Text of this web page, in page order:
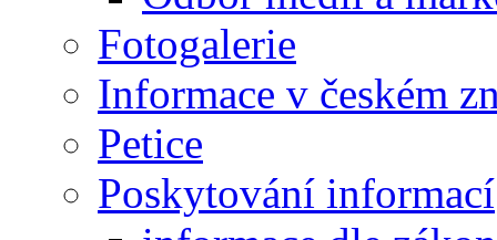
Fotogalerie
Informace v českém
Petice
Poskytování informací